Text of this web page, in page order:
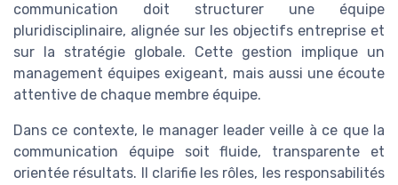
communication doit structurer une équipe
pluridisciplinaire, alignée sur les objectifs entreprise et
sur la stratégie globale. Cette gestion implique un
management équipes exigeant, mais aussi une écoute
attentive de chaque membre équipe.
Dans ce contexte, le manager leader veille à ce que la
communication équipe soit fluide, transparente et
orientée résultats. Il clarifie les rôles, les responsabilités